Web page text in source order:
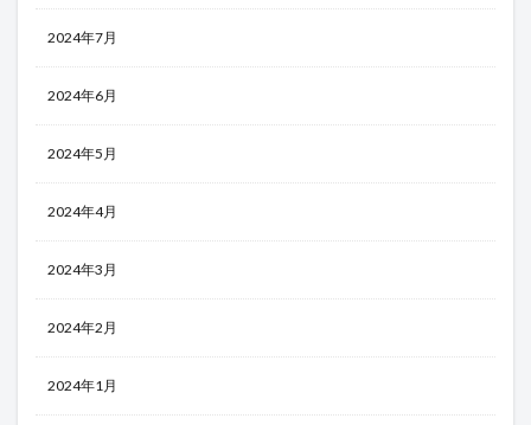
2024年7月
2024年6月
2024年5月
2024年4月
2024年3月
2024年2月
2024年1月